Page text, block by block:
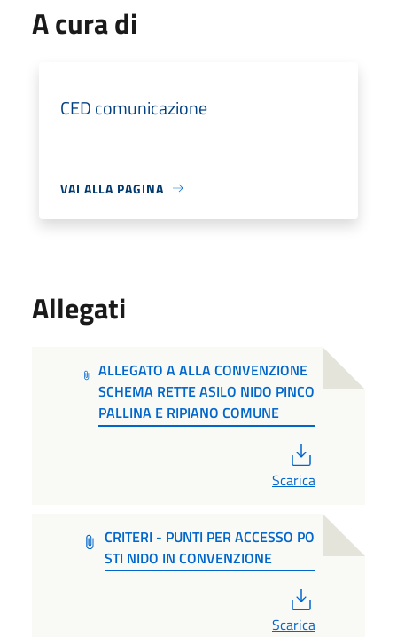
A cura di
CED comunicazione
VAI ALLA PAGINA
Allegati
ALLEGATO A ALLA CONVENZIONE
SCHEMA RETTE ASILO NIDO PINCO
PALLINA E RIPIANO COMUNE
Scarica
CRITERI - PUNTI PER ACCESSO PO
STI NIDO IN CONVENZIONE
Scarica